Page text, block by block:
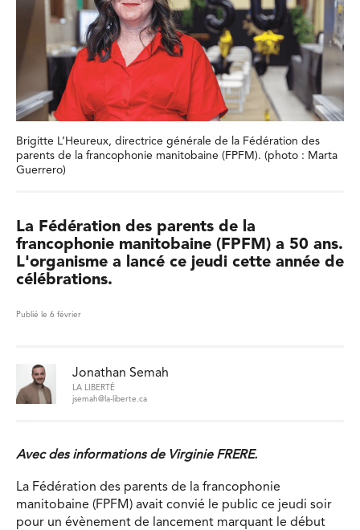
Brigitte L’Heureux, directrice générale de la Fédération des
parents de la francophonie manitobaine (FPFM). (photo : Marta
Guerrero)
La Fédération des parents de la
francophonie manitobaine (FPFM) a 50 ans.
L'organisme a lancé ce jeudi cette année de
célébrations.
Publié le 6 février
Jonathan Semah
LA LIBERTÉ
jsemah@la-liberte.ca
Avec des informations de Virginie FRERE.
La Fédération des parents de la francophonie
manitobaine (FPFM) avait convié le public ce jeudi soir
pour un évènement de lancement marquant le début